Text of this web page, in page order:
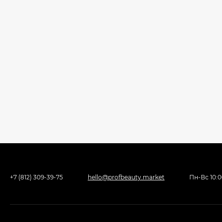
+7 (812) 309-39-75 hello@profbeauty.market Пн-Вс